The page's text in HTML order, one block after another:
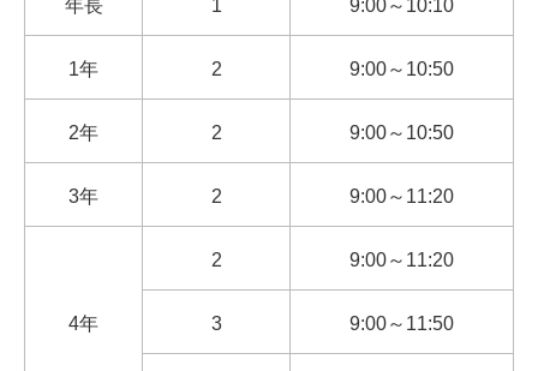
年長 1 9:00～10:10
1年 2 9:00～10:50
2年 2 9:00～10:50
3年 2 9:00～11:20
4年
2 9:00～11:20
3 9:00～11:50